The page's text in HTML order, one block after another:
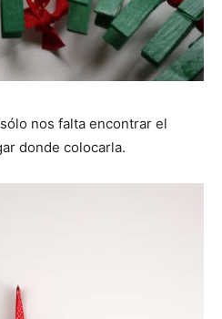
nos falta encontrar el
donde colocarla.